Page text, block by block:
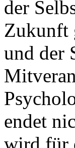
der
Zukunft
und der
endet
wird für